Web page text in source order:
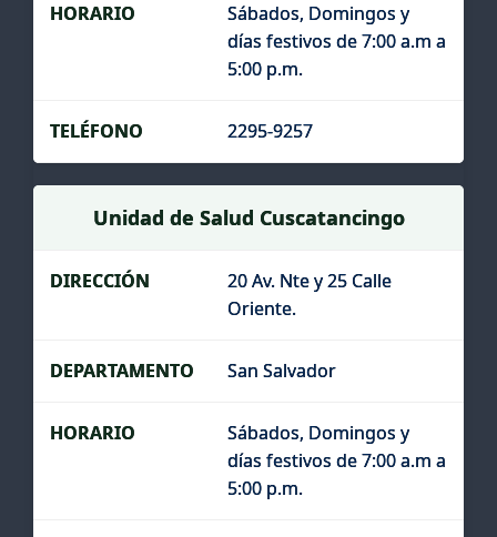
Sábados, Domingos y
días festivos de 7:00 a.m a
5:00 p.m.
2295-9257
Unidad de Salud Cuscatancingo
20 Av. Nte y 25 Calle
Oriente.
San Salvador
Sábados, Domingos y
días festivos de 7:00 a.m a
5:00 p.m.